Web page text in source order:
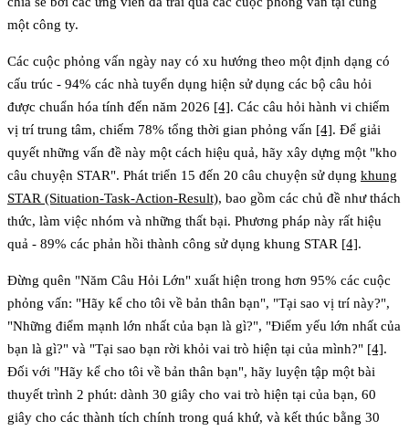
một công ty.
Các cuộc phỏng vấn ngày nay có xu hướng theo một định dạng có
cấu trúc - 94% các nhà tuyển dụng hiện sử dụng các bộ câu hỏi
được chuẩn hóa tính đến năm 2026 [4]. Các câu hỏi hành vi chiếm
vị trí trung tâm, chiếm 78% tổng thời gian phỏng vấn [4]. Để giải
quyết những vấn đề này một cách hiệu quả, hãy xây dựng một "kho
câu chuyện STAR". Phát triển 15 đến 20 câu chuyện sử dụng khung
STAR (Situation-Task-Action-Result), bao gồm các chủ đề như thách
thức, làm việc nhóm và những thất bại. Phương pháp này rất hiệu
quả - 89% các phản hồi thành công sử dụng khung STAR [4].
Đừng quên "Năm Câu Hỏi Lớn" xuất hiện trong hơn 95% các cuộc
phỏng vấn: "Hãy kể cho tôi về bản thân bạn", "Tại sao vị trí này?",
"Những điểm mạnh lớn nhất của bạn là gì?", "Điểm yếu lớn nhất của
bạn là gì?" và "Tại sao bạn rời khỏi vai trò hiện tại của mình?" [4].
Đối với "Hãy kể cho tôi về bản thân bạn", hãy luyện tập một bài
thuyết trình 2 phút: dành 30 giây cho vai trò hiện tại của bạn, 60
giây cho các thành tích chính trong quá khứ, và kết thúc bằng 30